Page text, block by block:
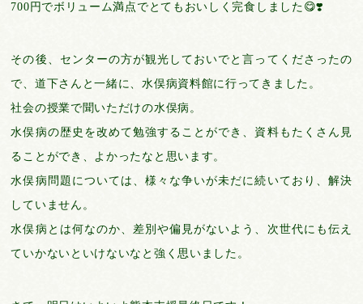
700円でボリューム満点でとてもおいしく完食しました😋❣️
その後、センターの方が観光しておいでと言ってくださったの
で、道下さんと一緒に、水俣病資料館に行ってきました。
社会の授業で聞いただけの水俣病。
水俣病の歴史を改めて勉強することができ、資料もたくさん見
ることができ、よかったなと思います。
水俣病問題については、様々な争いが未だに続いており、解決
していません。
水俣病とは何なのか、差別や偏見がないよう、次世代にも伝え
ていかないといけないなと強く思いました。